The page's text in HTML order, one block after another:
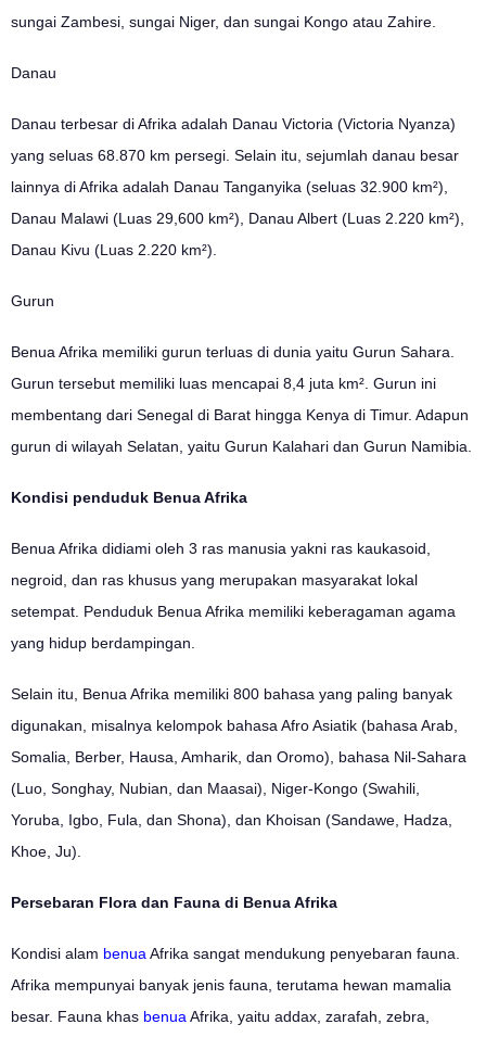
sungai Zambesi, sungai Niger, dan sungai Kongo atau Zahire.
Danau
Danau terbesar di Afrika adalah Danau Victoria (Victoria Nyanza)
yang seluas 68.870 km persegi. Selain itu, sejumlah danau besar
lainnya di Afrika adalah Danau Tanganyika (seluas 32.900 km²),
Danau Malawi (Luas 29,600 km²), Danau Albert (Luas 2.220 km²),
Danau Kivu (Luas 2.220 km²).
Gurun
Benua Afrika memiliki gurun terluas di dunia yaitu Gurun Sahara.
Gurun tersebut memiliki luas mencapai 8,4 juta km². Gurun ini
membentang dari Senegal di Barat hingga Kenya di Timur. Adapun
gurun di wilayah Selatan, yaitu Gurun Kalahari dan Gurun Namibia.
Kondisi penduduk Benua Afrika
Benua Afrika didiami oleh 3 ras manusia yakni ras kaukasoid,
negroid, dan ras khusus yang merupakan masyarakat lokal
setempat. Penduduk Benua Afrika memiliki keberagaman agama
yang hidup berdampingan.
Selain itu, Benua Afrika memiliki 800 bahasa yang paling banyak
digunakan, misalnya kelompok bahasa Afro Asiatik (bahasa Arab,
Somalia, Berber, Hausa, Amharik, dan Oromo), bahasa Nil-Sahara
(Luo, Songhay, Nubian, dan Maasai), Niger-Kongo (Swahili,
Yoruba, Igbo, Fula, dan Shona), dan Khoisan (Sandawe, Hadza,
Khoe, Ju).
Persebaran Flora dan Fauna di Benua Afrika
Kondisi alam benua Afrika sangat mendukung penyebaran fauna.
Afrika mempunyai banyak jenis fauna, terutama hewan mamalia
besar. Fauna khas benua Afrika, yaitu addax, zarafah, zebra,